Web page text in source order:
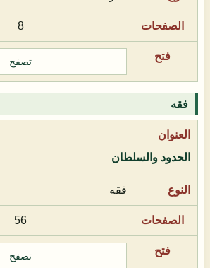
8
تصفح
فقه
الحدود والسلطان
فقه
56
تصفح